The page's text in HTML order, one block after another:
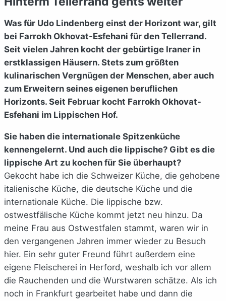
Was für Udo Lindenberg einst der Horizont war, gilt
bei Farrokh Okhovat-Esfehani für den Tellerrand.
Seit vielen Jahren kocht der gebürtige Iraner in
erstklassigen Häusern. Stets zum größten
kulinarischen Vergnügen der Menschen, aber auch
zum Erweitern seines eigenen beruflichen
Horizonts. Seit Februar kocht Farrokh Okhovat-
Esfehani im Lippischen Hof.
Sie haben die internationale Spitzenküche
kennengelernt. Und auch die lippische? Gibt es die
lippische Art zu kochen für Sie überhaupt?
Gekocht habe ich die Schweizer Küche, die gehobene
italienische Küche, die deutsche Küche und die
internationale Küche. Die lippische bzw.
ostwestfälische Küche kommt jetzt neu hinzu. Da
meine Frau aus Ostwestfalen stammt, waren wir in
den vergangenen Jahren immer wieder zu Besuch
hier. Ein sehr guter Freund führt außerdem eine
eigene Fleischerei in Herford, weshalb ich vor allem
die Rauchenden und die Wurstwaren schätze. Als ich
noch in Frankfurt gearbeitet habe und dann die